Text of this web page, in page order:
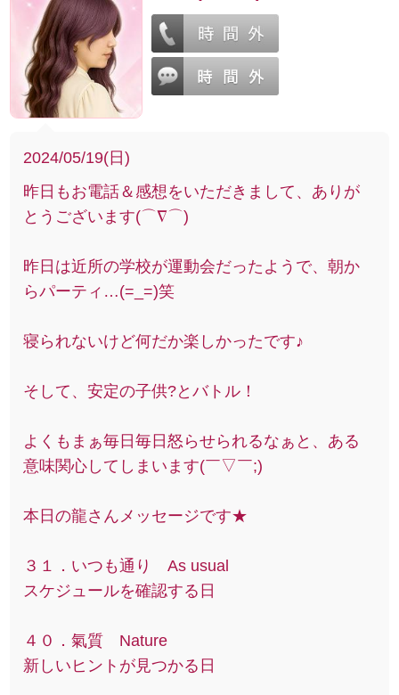
2024/05/19(日)
昨日もお電話＆感想をいただきまして、ありが
とうございます(⌒∇⌒)
昨日は近所の学校が運動会だったようで、朝か
らパーティ…(=_=)笑
寝られないけど何だか楽しかったです♪
そして、安定の子供?とバトル！
よくもまぁ毎日毎日怒らせられるなぁと、ある
意味関心してしまいます(￣▽￣;)
本日の龍さんメッセージです★
３１．いつも通り As usual
スケジュールを確認する日
４０．氣質 Nature
新しいヒントが見つかる日